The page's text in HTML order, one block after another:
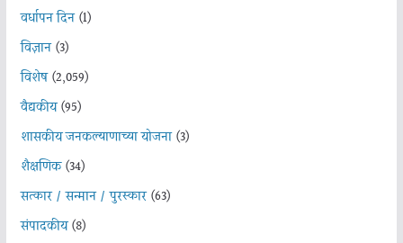
वर्धापन दिन(1)
विज्ञान(3)
विशेष(2,059)
वैद्यकीय(95)
शासकीय जनकल्याणाच्या योजना(3)
शैक्षणिक(34)
सत्कार / सन्मान / पुरस्कार(63)
संपादकीय(8)